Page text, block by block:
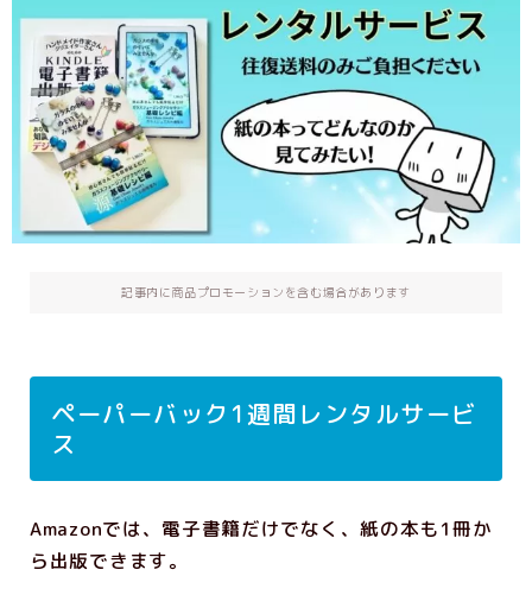
出版サポートのご案内
ハンドメイド出版の基礎動画
出版支援GPTs
お客さまの声
企業・団体研修
企業レーベル立ち上げ支援メニュー
利用規約／特定商取引法に基づく表記
お問い合わせ
Privacy Policy
記事内に商品プロモーションを含む場合があります
ペーパーバック1週間レンタルサービ
ス
Amazonでは、電子書籍だけでなく、紙の本も1冊か
ら出版できます。